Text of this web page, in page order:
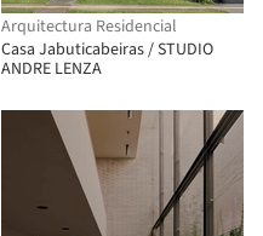
Arquitectura Residencial
Casa Jabuticabeiras / STUDIO
ANDRE LENZA